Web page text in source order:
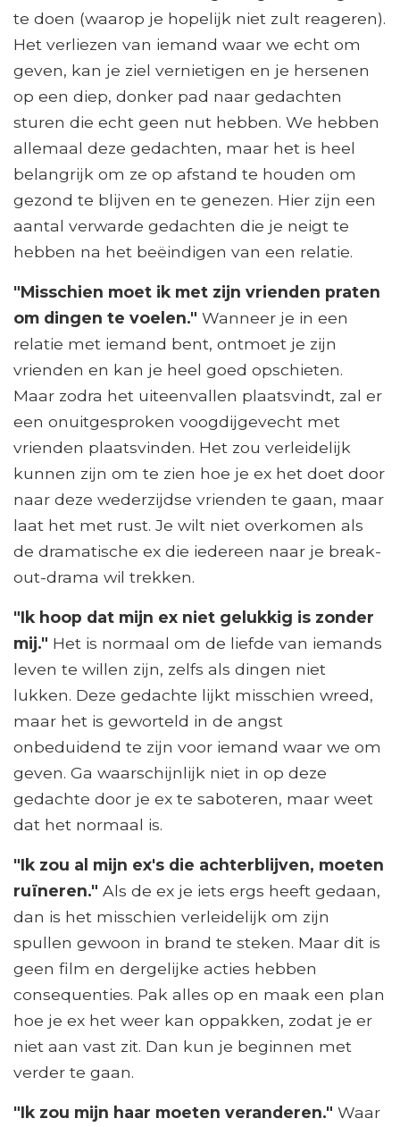
te doen (waarop je hopelijk niet zult reageren).
Het verliezen van iemand waar we echt om
geven, kan je ziel vernietigen en je hersenen
op een diep, donker pad naar gedachten
sturen die echt geen nut hebben. We hebben
allemaal deze gedachten, maar het is heel
belangrijk om ze op afstand te houden om
gezond te blijven en te genezen. Hier zijn een
aantal verwarde gedachten die je neigt te
hebben na het beëindigen van een relatie.
"Misschien moet ik met zijn vrienden praten
om dingen te voelen." Wanneer je in een
relatie met iemand bent, ontmoet je zijn
vrienden en kan je heel goed opschieten.
Maar zodra het uiteenvallen plaatsvindt, zal er
een onuitgesproken voogdijgevecht met
vrienden plaatsvinden. Het zou verleidelijk
kunnen zijn om te zien hoe je ex het doet door
naar deze wederzijdse vrienden te gaan, maar
laat het met rust. Je wilt niet overkomen als
de dramatische ex die iedereen naar je break-
out-drama wil trekken.
"Ik hoop dat mijn ex niet gelukkig is zonder
mij." Het is normaal om de liefde van iemands
leven te willen zijn, zelfs als dingen niet
lukken. Deze gedachte lijkt misschien wreed,
maar het is geworteld in de angst
onbeduidend te zijn voor iemand waar we om
geven. Ga waarschijnlijk niet in op deze
gedachte door je ex te saboteren, maar weet
dat het normaal is.
"Ik zou al mijn ex's die achterblijven, moeten
ruïneren." Als de ex je iets ergs heeft gedaan,
dan is het misschien verleidelijk om zijn
spullen gewoon in brand te steken. Maar dit is
geen film en dergelijke acties hebben
consequenties. Pak alles op en maak een plan
hoe je ex het weer kan oppakken, zodat je er
niet aan vast zit. Dan kun je beginnen met
verder te gaan.
"Ik zou mijn haar moeten veranderen." Waar